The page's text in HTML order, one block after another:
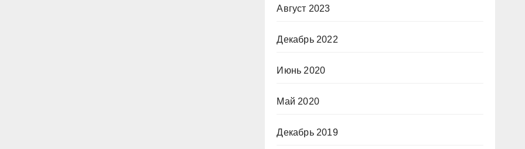
Август 2023
Декабрь 2022
Июнь 2020
Май 2020
Декабрь 2019